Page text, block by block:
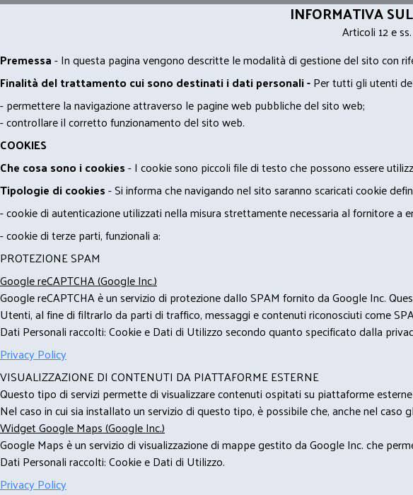
INFORMATIVA
Articoli 12 e
Premessa- In questa pagina vengono descritte le modalità di gestione del sito con
Finalità del trattamento cui sono destinati i dati personali -Per tutti gli utenti
- permettere la navigazione attraverso le pagine web pubbliche del sito web;
- controllare il corretto funzionamento del sito web.
COOKIES
Che cosa sono i cookies- I cookie sono piccoli file di testo che possono essere
Tipologie di cookies- Si informa che navigando nel sito saranno scaricati cookie
- cookie di autenticazione utilizzati nella misura strettamente necessaria al fornitore a
- cookie di terze parti, funzionali a:
PROTEZIONE SPAM
Google reCAPTCHA (Google Inc.)
Google reCAPTCHA è un servizio di protezione dallo SPAM fornito da Google Inc.
Utenti, al fine di filtrarlo da parti di traffico, messaggi e contenuti riconosciuti come
Dati Personali raccolti: Cookie e Dati di Utilizzo secondo quanto specificato dalla
Privacy Policy
VISUALIZZAZIONE DI CONTENUTI DA PIATTAFORME ESTERNE
Questo tipo di servizi permette di visualizzare contenuti ospitati su piattaforme
Nel caso in cui sia installato un servizio di questo tipo, è possibile che, anche nel
Widget Google Maps (Google Inc.)
Google Maps è un servizio di visualizzazione di mappe gestito da Google Inc. che
Dati Personali raccolti: Cookie e Dati di Utilizzo.
Privacy Policy